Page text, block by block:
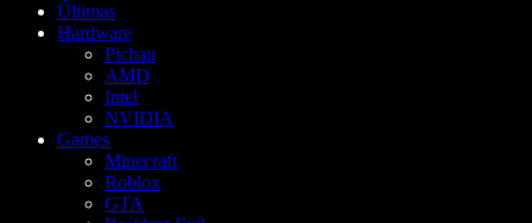
Últimas
Hardware
Pichau
AMD
Intel
NVIDIA
Games
Minecraft
Roblox
GTA